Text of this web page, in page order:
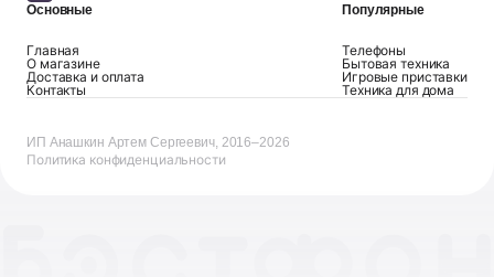
Основные
Главная
О магазине
Доставка и оплата
Контакты
Популярные
Телефоны
Бытовая техника
Игровые приставки
Техника для дома
ИП Анашкин Артем Сергеевич, 2016–2026
Политика конфиденциальности